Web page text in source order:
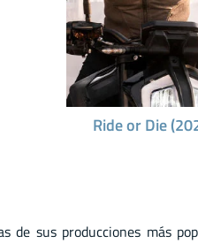
Ride or Die
de sus producciones más